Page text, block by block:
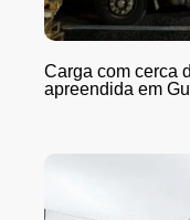
Carga com cerca
apreendida em